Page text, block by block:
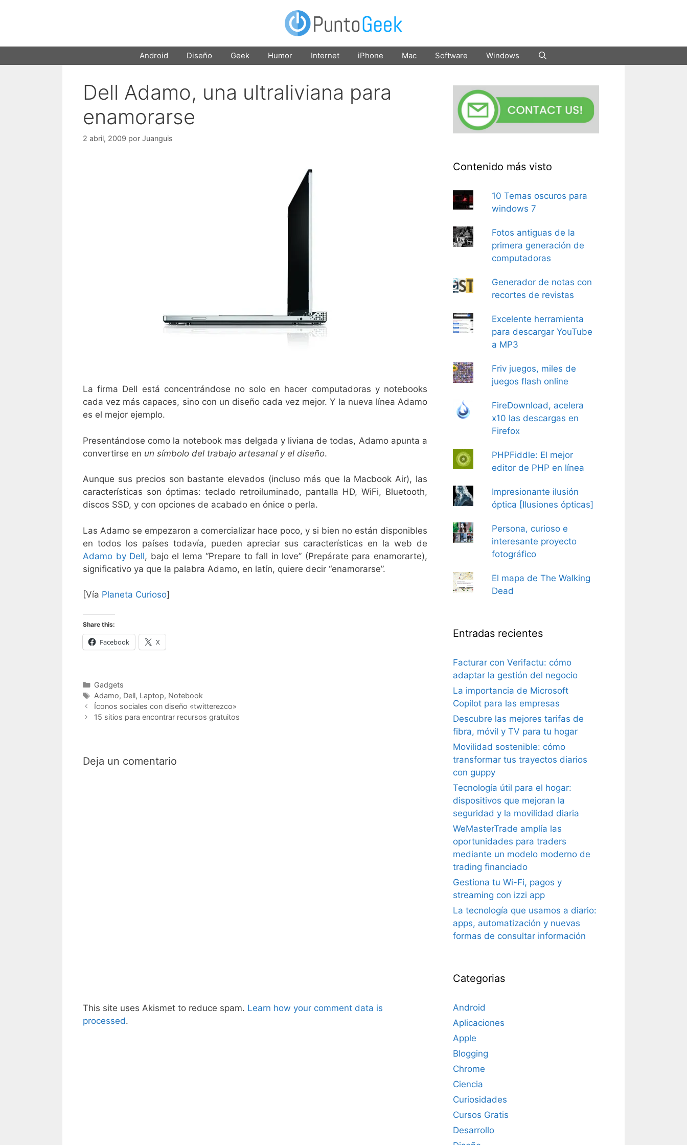
Android Diseño Geek Humor Internet iPhone Mac Software Windows
Dell Adamo, una ultraliviana para
enamorarse
2 abril, 2009 por Juanguis
La firma Dell está concentrándose no solo en hacer computadoras y notebooks
cada vez más capaces, sino con un diseño cada vez mejor. Y la nueva línea Adamo
es el mejor ejemplo.
Presentándose como la notebook mas delgada y liviana de todas, Adamo apunta a
convertirse en un símbolo del trabajo artesanal y el diseño.
Aunque sus precios son bastante elevados (incluso más que la Macbook Air), las
características son óptimas: teclado retroiluminado, pantalla HD, WiFi, Bluetooth,
discos SSD, y con opciones de acabado en ónice o perla.
Las Adamo se empezaron a comercializar hace poco, y si bien no están disponibles
en todos los países todavía, pueden apreciar sus características en la web de
Adamo by Dell, bajo el lema “Prepare to fall in love” (Prepárate para enamorarte),
significativo ya que la palabra Adamo, en latín, quiere decir “enamorarse”.
[Vía Planeta Curioso]
Share this:
Facebook X
Categorías
Gadgets
Etiquetas
Adamo, Dell, Laptop, Notebook
Íconos sociales con diseño «twitterezco»
15 sitios para encontrar recursos gratuitos
Deja un comentario
This site uses Akismet to reduce spam. Learn how your comment data is
processed.
Contenido más visto
10 Temas oscuros para
windows 7
Fotos antiguas de la
primera generación de
computadoras
Generador de notas con
recortes de revistas
Excelente herramienta
para descargar YouTube
a MP3
Friv juegos, miles de
juegos flash online
FireDownload, acelera
x10 las descargas en
Firefox
PHPFiddle: El mejor
editor de PHP en línea
Impresionante ilusión
óptica [Ilusiones ópticas]
Persona, curioso e
interesante proyecto
fotográfico
El mapa de The Walking
Dead
Entradas recientes
Facturar con Verifactu: cómo
adaptar la gestión del negocio
La importancia de Microsoft
Copilot para las empresas
Descubre las mejores tarifas de
fibra, móvil y TV para tu hogar
Movilidad sostenible: cómo
transformar tus trayectos diarios
con guppy
Tecnología útil para el hogar:
dispositivos que mejoran la
seguridad y la movilidad diaria
WeMasterTrade amplía las
oportunidades para traders
mediante un modelo moderno de
trading financiado
Gestiona tu Wi-Fi, pagos y
streaming con izzi app
La tecnología que usamos a diario:
apps, automatización y nuevas
formas de consultar información
Categorias
Android
Aplicaciones
Apple
Blogging
Chrome
Ciencia
Curiosidades
Cursos Gratis
Desarrollo